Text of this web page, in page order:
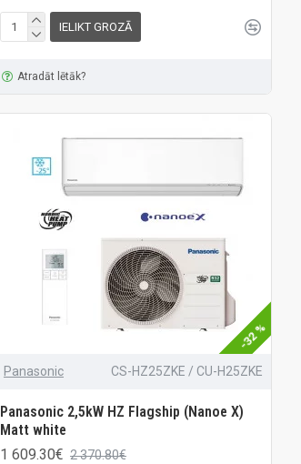
IELIKT GROZĀ
Atradāt lētāk?
-32 %
Panasonic CS-HZ25ZKE / CU-H25ZKE
Panasonic 2,5kW HZ Flagship (Nanoe X)
Matt white
1 609.30€ 2 370.80€